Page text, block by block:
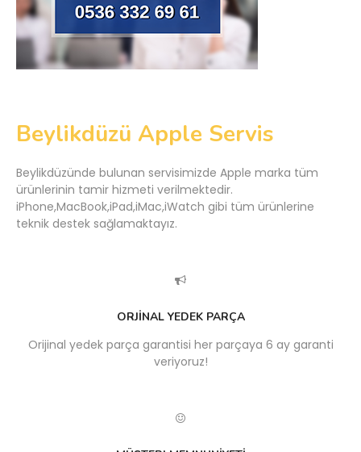
Beylikdüzü Apple Servis
Beylikdüzünde bulunan servisimizde Apple marka tüm
ürünlerinin tamir hizmeti verilmektedir.
iPhone,MacBook,iPad,iMac,iWatch gibi tüm ürünlerine
teknik destek sağlamaktayız.
ORJİNAL YEDEK PARÇA
Orijinal yedek parça garantisi her parçaya 6 ay garanti
veriyoruz!